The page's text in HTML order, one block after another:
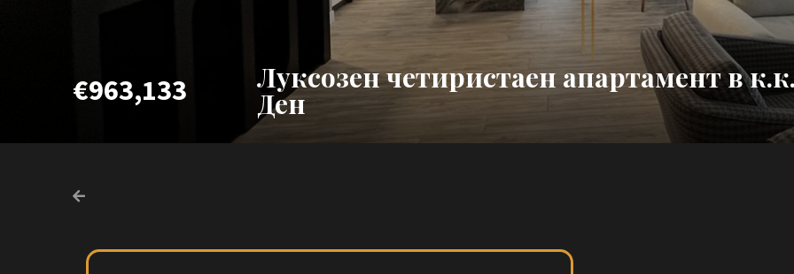
€963,133 Луксозен четиристаен апартамент в
Ден